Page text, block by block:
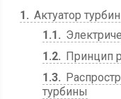
1
Актуатор
1.1
1.2
Принцип
1.3
турбины